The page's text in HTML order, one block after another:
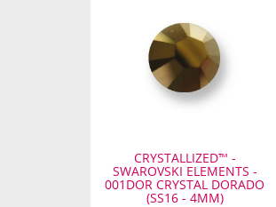
CRYSTALLIZED™ -
SWAROVSKI ELEMENTS -
001DOR CRYSTAL DORADO
(SS16 - 4MM)